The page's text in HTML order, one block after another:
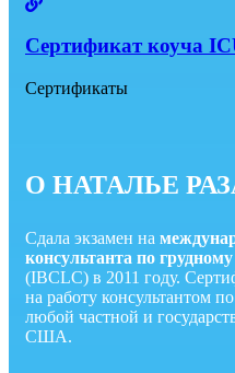
Сертификат коуча
Сертификаты
О НАТАЛЬЕ
Cдала экзамен на
консультанта по
(IBCLC) в 2011 году.
на работу консультантом
любой частной и
США.